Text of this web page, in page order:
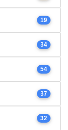
19
34
54
37
32